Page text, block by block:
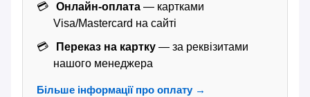
Онлайн-оплата — картками
Visa/Mastercard на сайті
Переказ на картку — за реквізитами
нашого менеджера
Більше інформації про оплату →